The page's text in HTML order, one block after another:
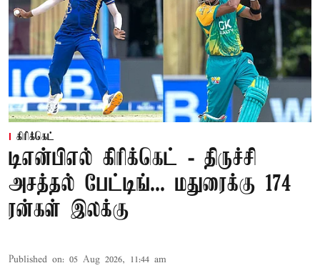
கிரிக்கெட்
டிஎன்பிஎல் கிரிக்கெட் - திருச்சி
அசத்தல் பேட்டிங்... மதுரைக்கு 174
ரன்கள் இலக்கு
Published on: 05 Aug 2026, 11:44 am